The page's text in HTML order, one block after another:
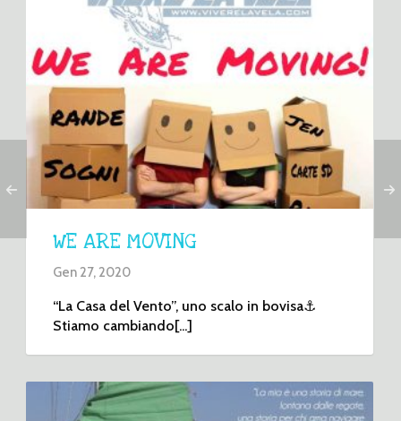
WE ARE MOVING
Gen 27, 2020
“La Casa del Vento”, uno scalo in bovisa⚓️
Stiamo cambiando[...]